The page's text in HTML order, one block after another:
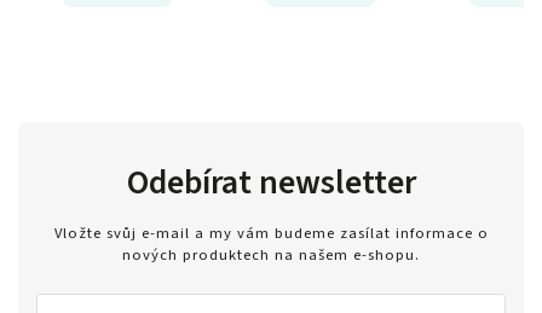
Odebírat newsletter
Vložte svůj e-mail a my vám budeme zasílat informace o
nových produktech na našem e-shopu.